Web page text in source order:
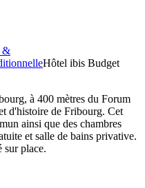
&
Hôtel ibis Budget
à 400 mètres du Forum
d'histoire de Fribourg. Cet
ainsi que des chambres
et salle de bains privative.
sur place.